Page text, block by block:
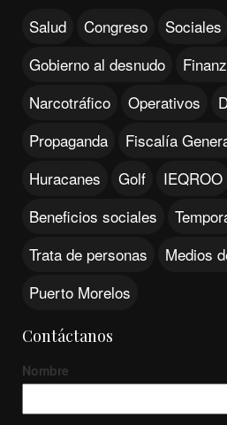
Salud Congreso
Sociales
Gobierno al desnudo
Narcotráfico
Operativos
Propaganda
Fiscalía
Huracanes
Golf IEQROO
Beneficios sociales
Trata de personas
Medios
Puerto Morelos
Contáctanos
Nombre